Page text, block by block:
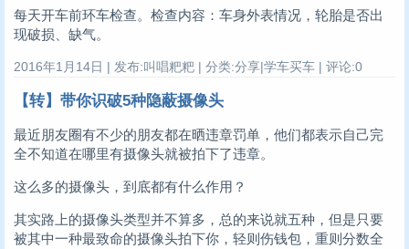
每天开车前环车检查。检查内容：车身外表情况，轮胎是否出
现破损、缺气。
2016年1月14日 | 发布:叫唱粑粑 | 分类:分享|学车买车 | 评论:0
【转】带你识破5种隐蔽摄像头
最近朋友圈有不少的朋友都在晒违章罚单，他们都表示自己完
全不知道在哪里有摄像头就被拍下了违章。
这么多的摄像头，到底都有什么作用？
其实路上的摄像头类型并不算多，总的来说就五种，但是只要
被其中一种最致命的摄像头拍下你，轻则伤钱包，重则分数全